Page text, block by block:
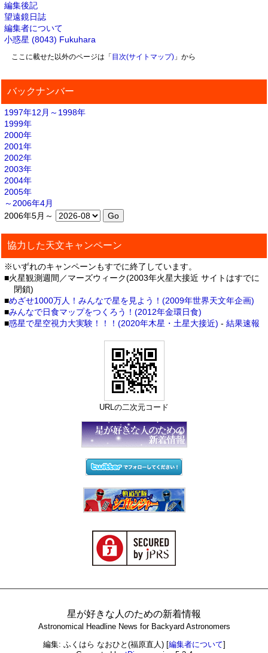
編集後記
望遠鏡日誌
編集者について
小惑星 (8043) Fukuhara
ここに載せた以外のページは「 目次(サイトマップ)」から
バックナンバー
1997年12月～1998年
1999年
2000年
2001年
2002年
2003年
2004年
2005年
～2006年4月
2006年5月～
協力した天文キャンペーン
※いずれのキャンペーンもすでに終了しています。
■火星観測週間／マーズウィーク(2003年火星大接近 サイトはすでに
閉鎖)
■めざせ1000万人！みんなで星を見よう！(2009年世界天文年企画)
■みんなで日食マップをつくろう！(2012年金環日食)
■惑星で星空視力大実験！！！(2020年木星・土星大接近) - 結果速報
URLの二次元コード
星が好きな人のための新着情報
Astronomical Headline News for Backyard Astronomers
編集: ふくはら なおひと(福原直人) [編集者について]